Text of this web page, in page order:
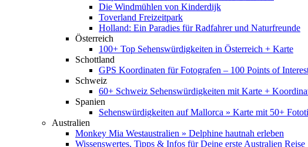
Die Windmühlen von Kinderdijk
Toverland Freizeitpark
Holland: Ein Paradies für Radfahrer und Naturfreunde
Österreich
100+ Top Sehenswürdigkeiten in Österreich + Karte
Schottland
GPS Koordinaten für Fotografen – 100 Points of
Schweiz
60+ Schweiz Sehenswürdigkeiten mit Karte +
Spanien
Sehenswürdigkeiten auf Mallorca » Karte mit 50+
Australien
Monkey Mia Westaustralien » Delphine hautnah erleben
Wissenswertes, Tipps & Infos für Deine erste Australien Reise